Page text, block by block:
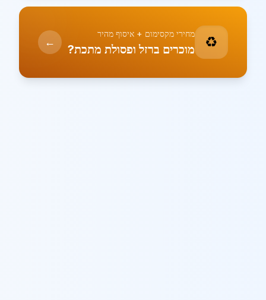
♻️ מחירי מקסימום + איסוף מהיר
מוכרים ברזל ופסולת מתכת? ←